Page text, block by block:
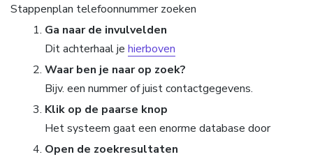
Stappenplan telefoonnummer zoeken
Ga naar de invulvelden
Dit achterhaal je hierboven
Waar ben je naar op zoek?
Bijv. een nummer of juist contactgegevens.
Klik op de paarse knop
Het systeem gaat een enorme database door
Open de zoekresultaten